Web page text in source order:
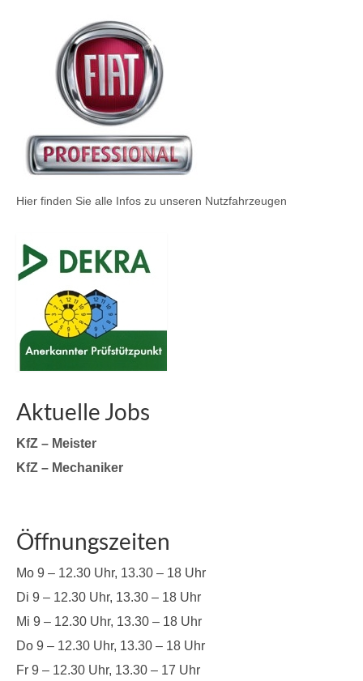
Hier finden Sie alle Infos zu unseren Nutzfahrzeugen
Aktuelle Jobs
KfZ – Meister
KfZ – Mechaniker
Öffnungszeiten
Mo 9 – 12.30 Uhr, 13.30 – 18 Uhr
Di 9 – 12.30 Uhr, 13.30 – 18 Uhr
Mi 9 – 12.30 Uhr, 13.30 – 18 Uhr
Do 9 – 12.30 Uhr, 13.30 – 18 Uhr
Fr 9 – 12.30 Uhr, 13.30 – 17 Uhr